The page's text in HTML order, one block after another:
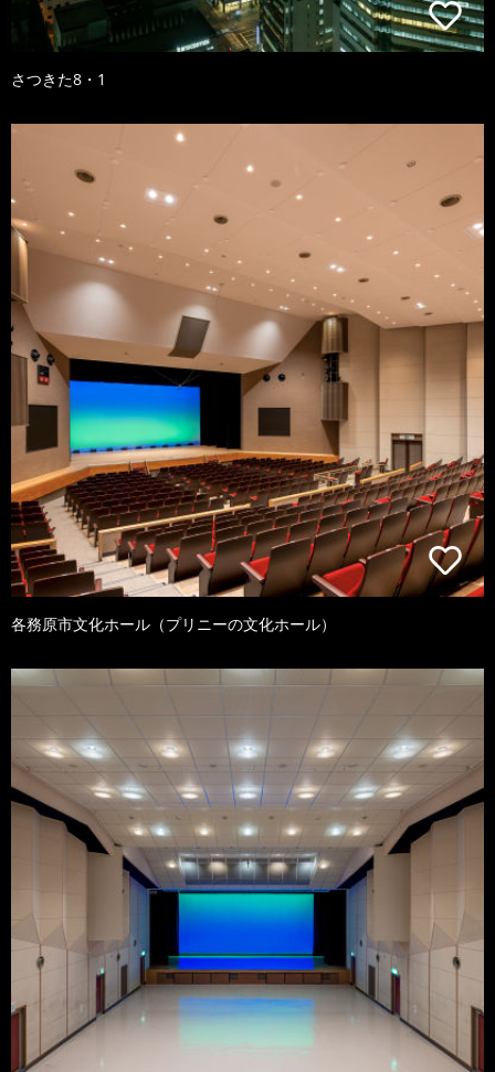
さつきた8・1
各務原市文化ホール（プリニーの文化ホール）